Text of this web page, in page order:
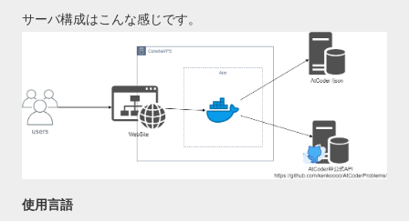
サーバ構成はこんな感じです。
使用言語